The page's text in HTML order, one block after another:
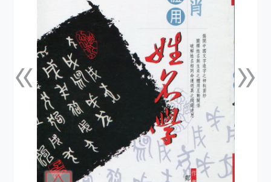
«上一張 »下一